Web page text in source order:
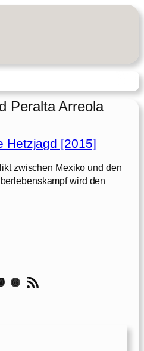
Peralta Arreola
Hetzjagd [2015]
zwischen Mexiko und den
wird den
Threads RSS-Feed